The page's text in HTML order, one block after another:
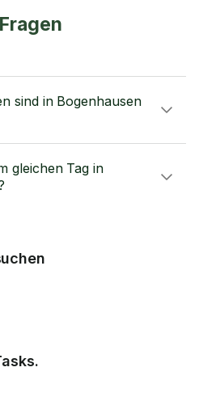
sind in Bogenhausen
gleichen Tag in